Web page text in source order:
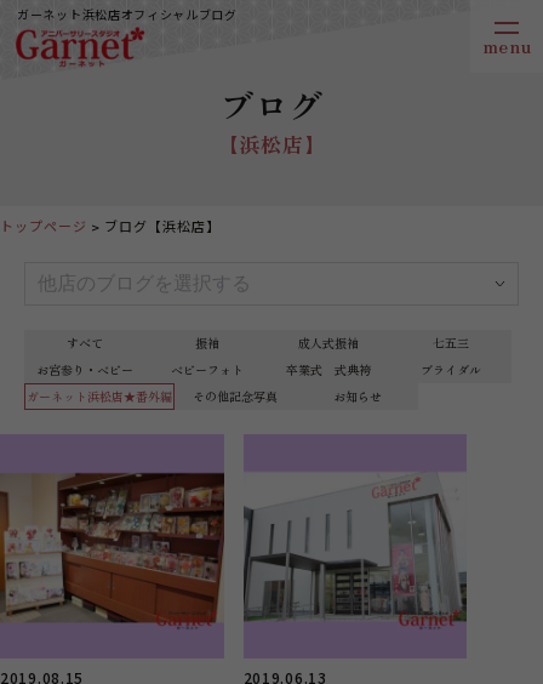
ガーネット浜松店オフィシャルブログ
ブログ
【浜松店】
2019.08.15
2019.06.13
すべて 振袖 成人式振袖
七五三
お宮参り・ベビー
ベビーフォト 卒業式 式典袴
ブライダル
ガーネット浜松店★番外編
その他記念写真 お知らせ
トップページ ブログ【浜松店】